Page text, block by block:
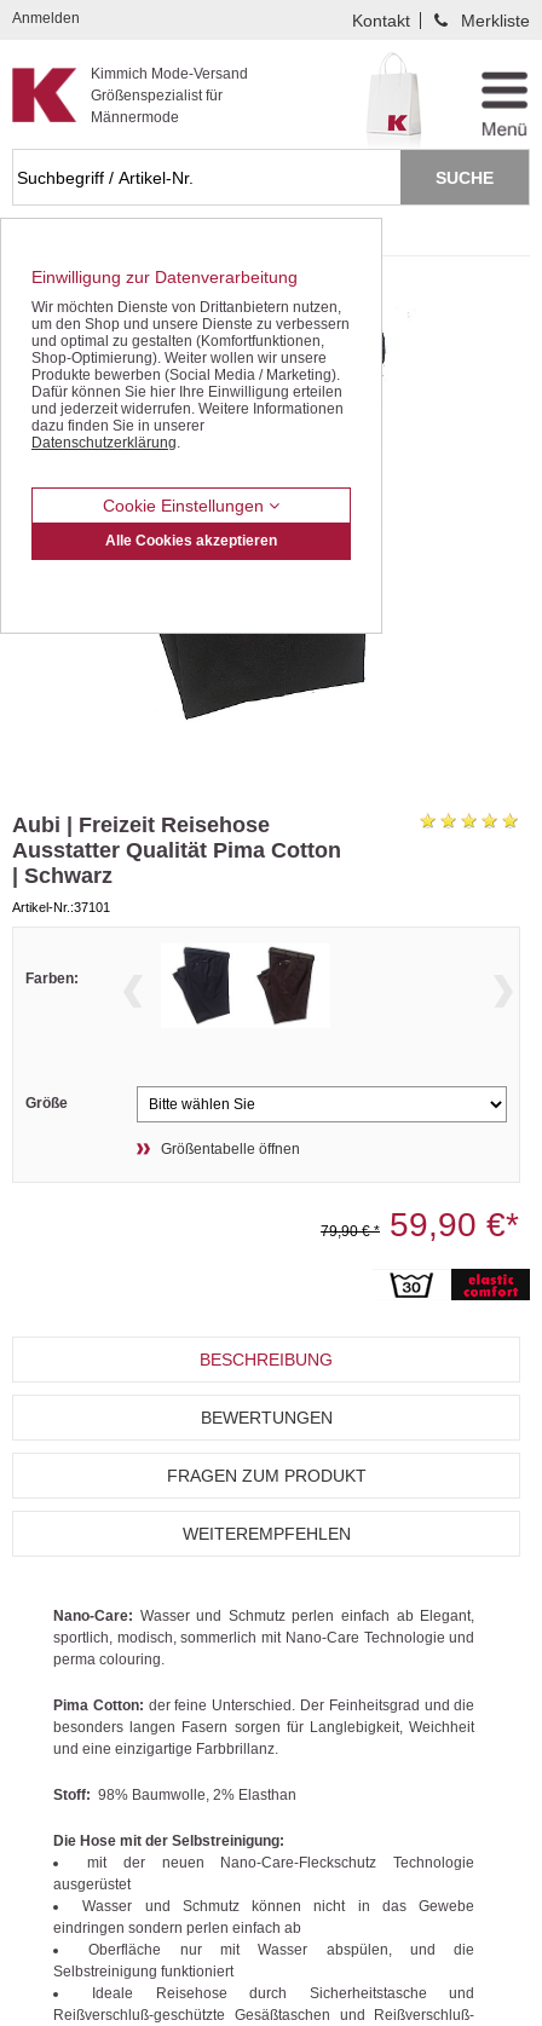
Kompletten Head der Seite überspringen
Kimmich Mode-Versand
Größenspezialist für
Männermode
Anmelden Kontakt Merkliste
Aubi | Freizeit Reisehose
Ausstatter Qualität Pima Cotton
| Schwarz
Artikel-Nr.:37101
Farben:
Größe
Größentabelle öffnen
79,90 € * 59,90 €*
BESCHREIBUNG
BEWERTUNGEN
FRAGEN ZUM PRODUKT
WEITEREMPFEHLEN
Nano-Care: Wasser und Schmutz perlen einfach ab Elegant,
sportlich, modisch, sommerlich mit Nano-Care Technologie und
perma colouring.
Pima Cotton: der feine Unterschied. Der Feinheitsgrad und die
besonders langen Fasern sorgen für Langlebigkeit, Weichheit
und eine einzigartige Farbbrillanz.
Stoff: 98% Baumwolle, 2% Elasthan
Die Hose mit der Selbstreinigung:
mit der neuen Nano-Care-Fleckschutz Technologie
ausgerüstet
Wasser und Schmutz können nicht in das Gewebe
eindringen sondern perlen einfach ab
Oberfläche nur mit Wasser abspülen, und die
Selbstreinigung funktioniert
Ideale Reisehose durch Sicherheitstasche und
Reißverschluß-geschützte Gesäßtaschen und Reißverschluß-
Einwilligung zur Datenverarbeitung
Wir möchten Dienste von Drittanbietern nutzen,
um den Shop und unsere Dienste zu verbessern
und optimal zu gestalten (Komfortfunktionen,
Shop-Optimierung). Weiter wollen wir unsere
Produkte bewerben (Social Media / Marketing).
Dafür können Sie hier Ihre Einwilligung erteilen
und jederzeit widerrufen. Weitere Informationen
dazu finden Sie in unserer
Datenschutzerklärung.
Cookie Einstellungen
Alle Cookies akzeptieren